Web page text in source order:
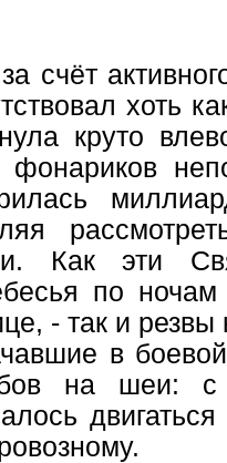
счёт
хоть
круто
фонариков
Как эти
по
- так и
в
на шеи: с